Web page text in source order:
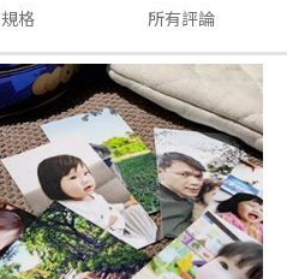
規格 所有評論